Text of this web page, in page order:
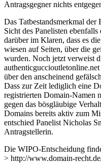
Antragsgegner nichts
Das Tatbestandsmerkmal
Sicht des Panelisten
darüber im Klaren, dass es
wiesen auf Seiten, über die
wurden. Noch jetzt verweist
über den anscheinend
Dass zur Zeit lediglich eine
registrierten Domain-Namen
gegen das bösgläubige
Domains bereits aktiv zum
entschied Panelist Nicholas
Antragstellerin.
Die WIPO-Entscheidung
> http://www.domain-